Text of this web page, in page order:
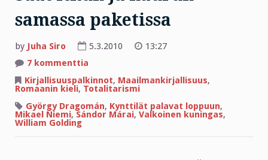
samassa paketissa
by Juha Siro 5.3.2010
13:27
7 kommenttia
itkun
ja
samassa
paketissa
Kirjallisuuspalkinnot, Maailmankirjallisuus,
Romaanin kieli, Totalitarismi
György Dragomán, Kynttilät palavat loppuun,
Mikael Niemi,Sándor Márai, Valkoinen kuningas,
William Golding